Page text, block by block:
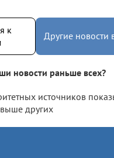
к
Другие новости
новости раньше всех?
источников
других